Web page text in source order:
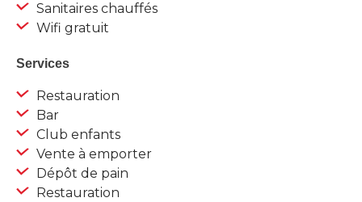
Sanitaires chauffés
Wifi gratuit
Services
Restauration
Bar
Club enfants
Vente à emporter
Dépôt de pain
Restauration